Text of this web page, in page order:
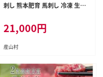
刺し 熊本肥育 馬刺し 冷凍 生食
7年28年 農林水産大臣賞受賞
熊本県産山村《7-14日以内に出
荷予定(土日祝除く)》---ubuya
21,000円
産山村